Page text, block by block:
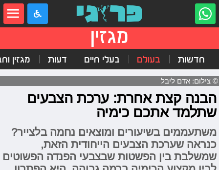
מגזין
חדשות בעולם בעלי חיים דעות מגזין
© צילום: אדם ליבל
הבנה קצת אחרת: ערכת הצבעים
שתלמד אתכם כימיה
משתעממים בשיעורים ומוצאים נחמה בלצייר?
כנראה שערכת הצבעים הייחודית הזאת,
שמשלבת בין הפשטות שבצבעי הפנדה הפשוטים